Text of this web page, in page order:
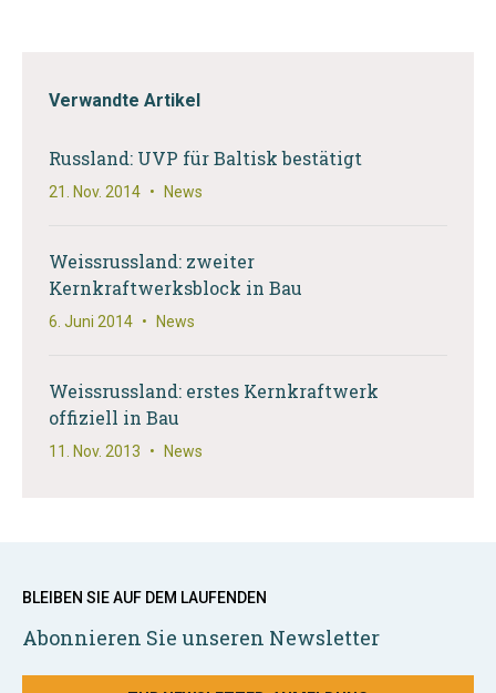
Verwandte Artikel
Russland: UVP für Baltisk bestätigt
21. Nov. 2014 • News
Weissrussland: zweiter
Kernkraftwerksblock in Bau
6. Juni 2014 • News
Weissrussland: erstes Kernkraftwerk
offiziell in Bau
11. Nov. 2013 • News
BLEIBEN SIE AUF DEM LAUFENDEN
Abonnieren Sie unseren Newsletter